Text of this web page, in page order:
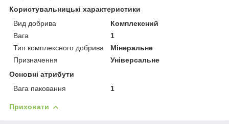
Користувальницькі характеристики
Вид добрива
Комплексний
Вага
1
Тип комплексного добрива
Мінеральне
Призначення
Універсальне
Основні атрибути
Вага паковання
1
Приховати